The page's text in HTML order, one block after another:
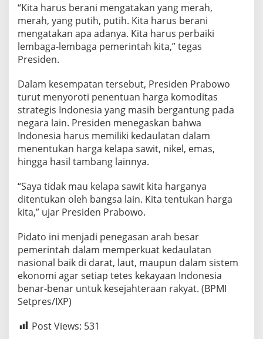
“Kita harus berani mengatakan yang merah,
merah, yang putih, putih. Kita harus berani
mengatakan apa adanya. Kita harus perbaiki
lembaga-lembaga pemerintah kita,” tegas
Presiden.
Dalam kesempatan tersebut, Presiden Prabowo
turut menyoroti penentuan harga komoditas
strategis Indonesia yang masih bergantung pada
negara lain. Presiden menegaskan bahwa
Indonesia harus memiliki kedaulatan dalam
menentukan harga kelapa sawit, nikel, emas,
hingga hasil tambang lainnya.
“Saya tidak mau kelapa sawit kita harganya
ditentukan oleh bangsa lain. Kita tentukan harga
kita,” ujar Presiden Prabowo.
Pidato ini menjadi penegasan arah besar
pemerintah dalam memperkuat kedaulatan
nasional baik di darat, laut, maupun dalam sistem
ekonomi agar setiap tetes kekayaan Indonesia
benar-benar untuk kesejahteraan rakyat. (BPMI
Setpres/IXP)
Post Views: 531